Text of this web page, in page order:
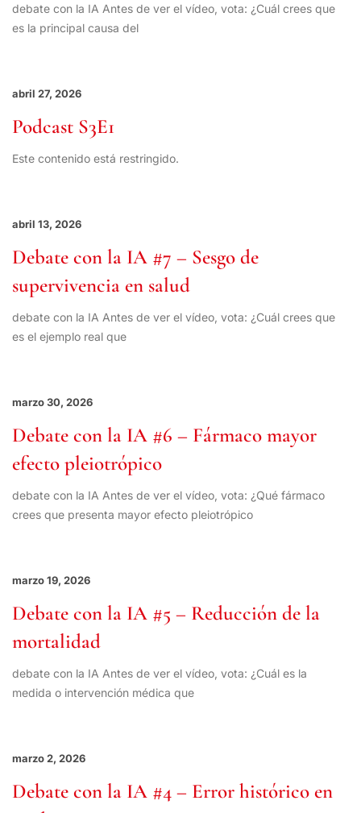
debate con la IA Antes de ver el vídeo, vota: ¿Cuál crees que
es la principal causa del
abril 27, 2026
Podcast S3E1
Este contenido está restringido.
abril 13, 2026
Debate con la IA #7 – Sesgo de
supervivencia en salud
debate con la IA Antes de ver el vídeo, vota: ¿Cuál crees que
es el ejemplo real que
marzo 30, 2026
Debate con la IA #6 – Fármaco mayor
efecto pleiotrópico
debate con la IA Antes de ver el vídeo, vota: ¿Qué fármaco
crees que presenta mayor efecto pleiotrópico
marzo 19, 2026
Debate con la IA #5 – Reducción de la
mortalidad
debate con la IA Antes de ver el vídeo, vota: ¿Cuál es la
medida o intervención médica que
marzo 2, 2026
Debate con la IA #4 – Error histórico en